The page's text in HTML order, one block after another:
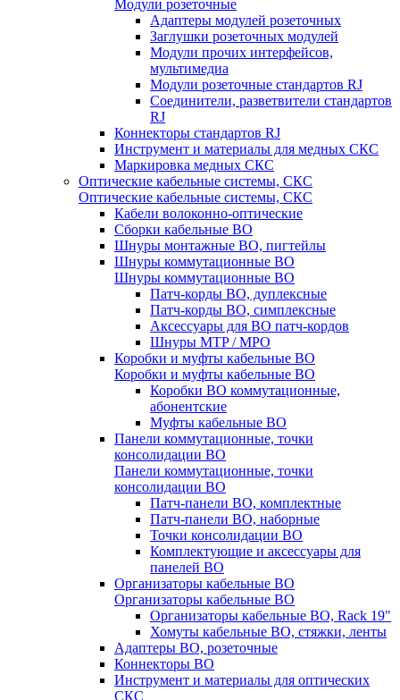
Модули розеточные
Адаптеры модулей розеточных
Заглушки розеточных модулей
Модули прочих интерфейсов,
мультимедиа
Модули розеточные стандартов RJ
Соединители, разветвители стандартов
RJ
Коннекторы стандартов RJ
Инструмент и материалы для медных СКС
Маркировка медных СКС
Оптические кабельные системы, СКС
Оптические кабельные системы, СКС
Кабели волоконно-оптические
Сборки кабельные ВО
Шнуры монтажные ВО, пигтейлы
Шнуры коммутационные ВО
Шнуры коммутационные ВО
Патч-корды ВО, дуплексные
Патч-корды ВО, симплексные
Аксессуары для ВО патч-кордов
Шнуры MTP / MPO
Коробки и муфты кабельные ВО
Коробки и муфты кабельные ВО
Коробки ВО коммутационные,
абонентские
Муфты кабельные ВО
Панели коммутационные, точки
консолидации ВО
Панели коммутационные, точки
консолидации ВО
Патч-панели ВО, комплектные
Патч-панели ВО, наборные
Точки консолидации ВО
Комплектующие и аксессуары для
панелей ВО
Организаторы кабельные ВО
Организаторы кабельные ВО
Организаторы кабельные ВО, Rack 19"
Хомуты кабельные ВО, стяжки, ленты
Адаптеры ВО, розеточные
Коннекторы ВО
Инструмент и материалы для оптических
СКС